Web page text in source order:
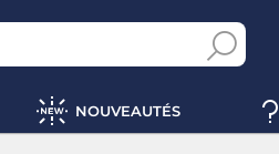
NOUVEAUTÉS